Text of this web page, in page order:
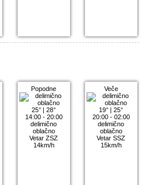
Popodne
25° |28°
14:00 - 20:00
delimično
oblačno
Vetar ZSZ
14km/h
Veče
19° |25°
20:00 - 02:00
delimično
oblačno
Vetar SSZ
15km/h